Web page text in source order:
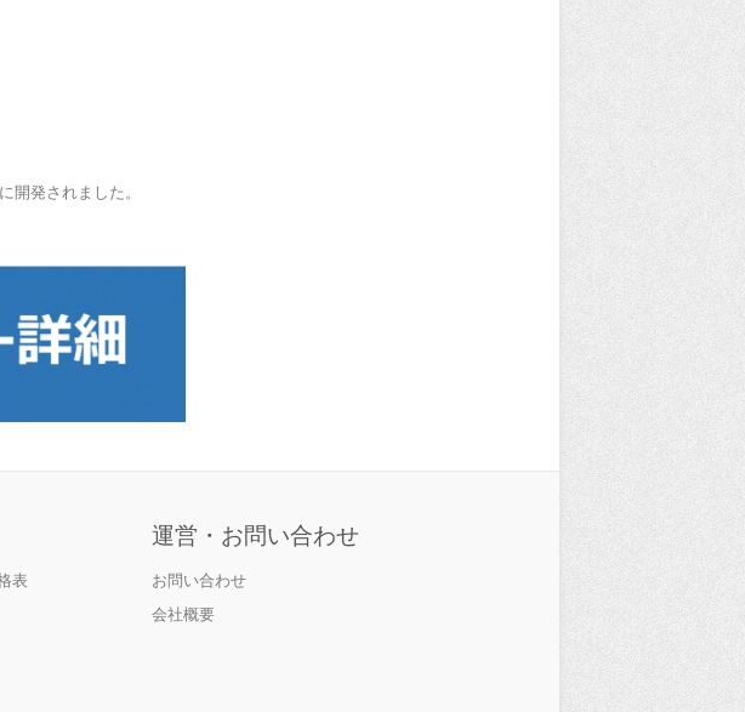
開発されました。
表
運営・お問い合わせ
お問い合わせ
会社概要